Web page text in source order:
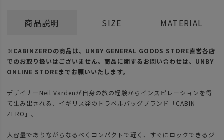
商品説明
※CABINZEROの商品は、UNBY GENERAL GOODS STORE直営各店
でのお取り扱いはございません。商品に関するお問い合わせは、UNBY
ONLINE STOREまでお願いいたします。
デザイナーNeil Vardenが自身の旅の経験からインスピレーションを得
て生み出される、イギリス発のトラベルバッグブランド「CABIN
ZERO」。
大容量でありながらなるべくコンパクトで軽く、すぐにロックできるジ
SIZE MATERIAL